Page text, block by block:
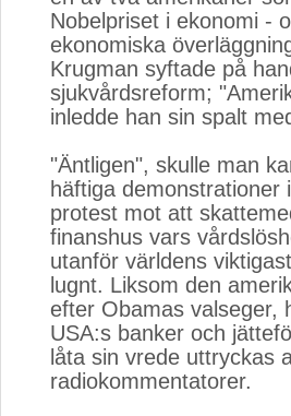
Nobelpriset i ekonomi -
ekonomiska
Krugman syftade på
sjukvårdsreform;
inledde han sin spalt
"Äntligen", skulle man
häftiga
protest mot att
finanshus vars
utanför världens
lugnt. Liksom den
efter Obamas valseger,
USA:s banker och
låta sin vrede uttryckas
radiokommentatorer.